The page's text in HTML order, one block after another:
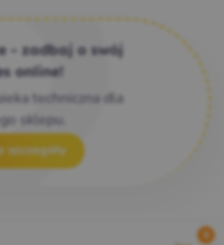
- zadbaj o swój
online!
techniczna dla
sklepu.
szczegóły